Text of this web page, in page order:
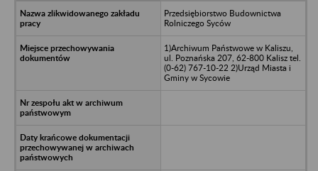
Przedsiębiorstwo Budownictwa
Rolniczego Syców
1)Archiwum Państwowe w Kaliszu,
ul. Poznańska 207, 62-800 Kalisz tel.
(0-62) 767-10-22 2)Urząd Miasta i
Gminy w Sycowie